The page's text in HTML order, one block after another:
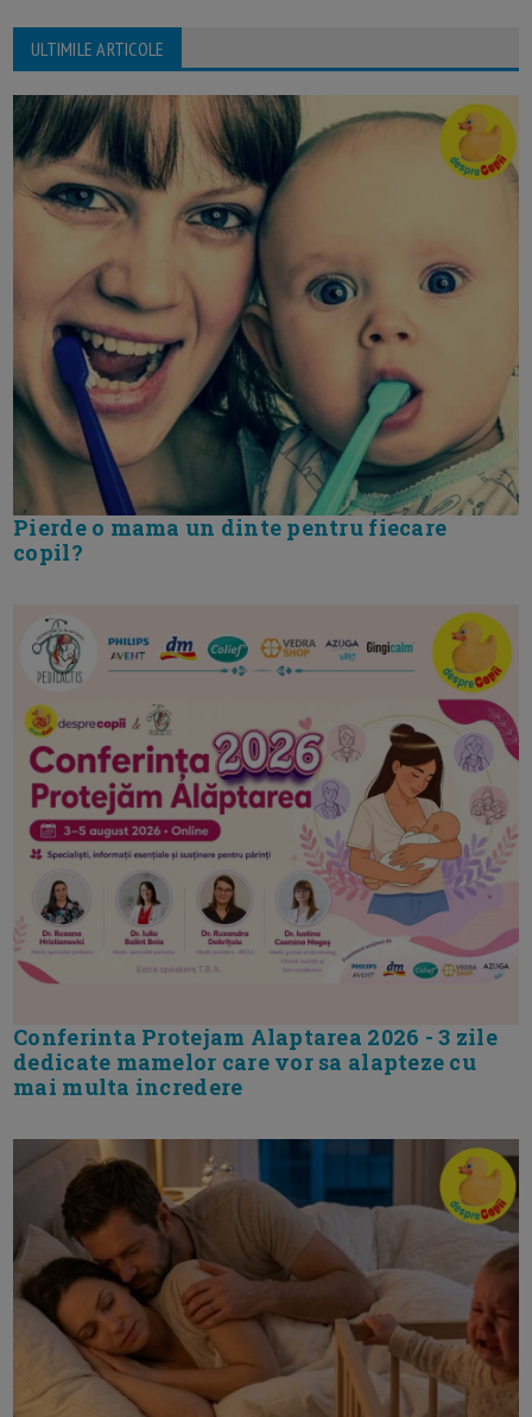
ULTIMILE ARTICOLE
Pierde o mama un dinte pentru fiecare
copil?
Conferinta Protejam Alaptarea 2026 - 3 zile
dedicate mamelor care vor sa alapteze cu
mai multa incredere